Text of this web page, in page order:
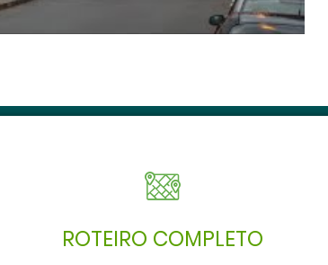
ROTEIRO COMPLETO